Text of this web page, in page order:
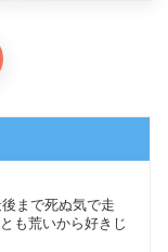
まで死ぬ気で走
も荒いから好きじ